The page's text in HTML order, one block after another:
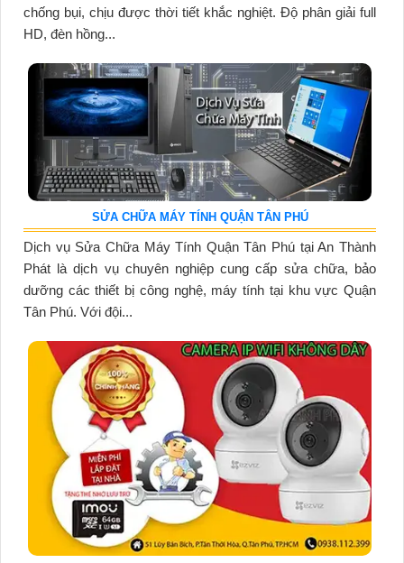
chống bụi, chịu được thời tiết khắc nghiệt. Độ phân giải full
HD, đèn hồng...
SỬA CHỮA MÁY TÍNH QUẬN TÂN PHÚ
Dịch vụ Sửa Chữa Máy Tính Quận Tân Phú tại An Thành
Phát là dịch vụ chuyên nghiệp cung cấp sửa chữa, bảo
dưỡng các thiết bị công nghệ, máy tính tại khu vực Quận
Tân Phú. Với đội...